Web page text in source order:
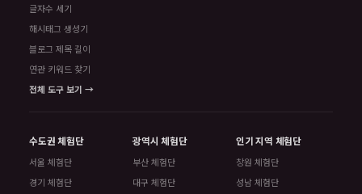
글자수 세기
해시태그 생성기
블로그 제목 길이
연관 키워드 찾기
전체 도구 보기 →
수도권 체험단
서울 체험단
경기 체험단
광역시 체험단
부산 체험단
대구 체험단
인기 지역 체험단
창원 체험단
성남 체험단